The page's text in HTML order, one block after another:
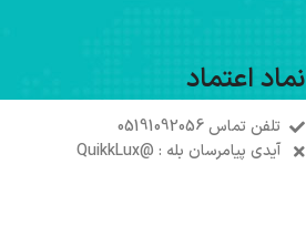
نماد اعتماد
تلفن تماس 05191092056
آیدی پیامرسان بله : @QuikkLux